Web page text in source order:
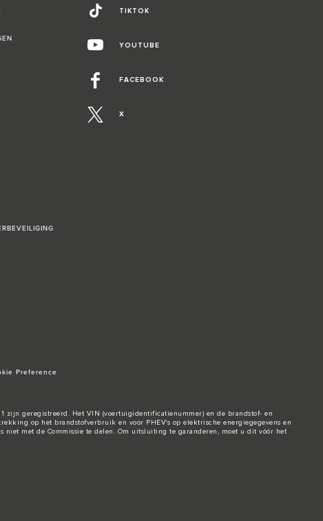
TIKTOK
YOUTUBE
FACEBOOK
X
Preference
zijn geregistreerd. Het VIN (voertuigidentificatienummer) en de brandstof- en
op het brandstofverbruik en voor PHEV's op elektrische energiegegevens en
met de Commissie te delen. Om uitsluiting te garanderen, moet u dit vóór het